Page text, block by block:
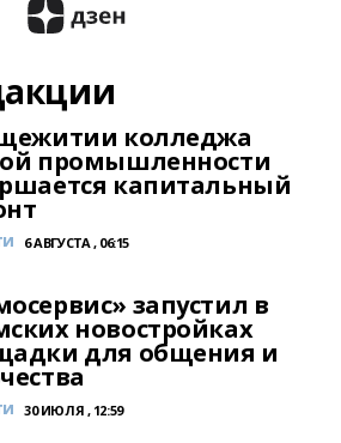
колледжа
промышленности
капитальный
6 АВГУСТА , 06:15
запустил в
новостройках
для общения и
30 ИЮЛЯ , 12:59